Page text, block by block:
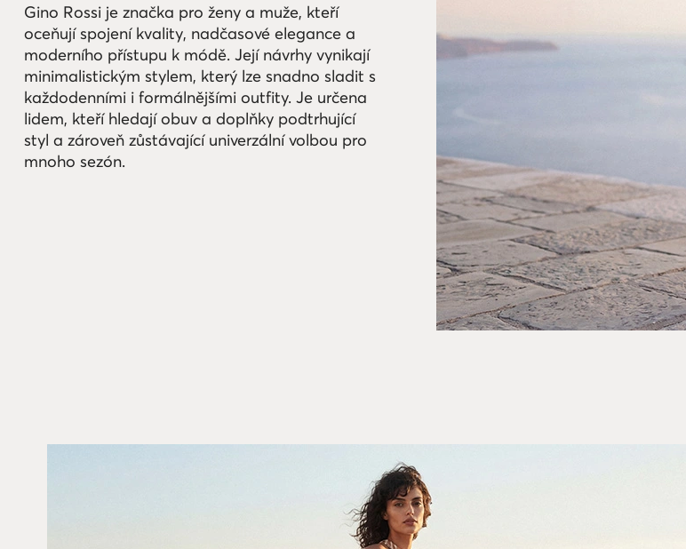
Gino Rossi je značka pro ženy a muže, kteří
oceňují spojení kvality, nadčasové elegance a
moderního přístupu k módě. Její návrhy vynikají
minimalistickým stylem, který lze snadno sladit s
každodenními i formálnějšími outfity. Je určena
lidem, kteří hledají obuv a doplňky podtrhující
styl a zároveň zůstávající univerzální volbou pro
mnoho sezón.